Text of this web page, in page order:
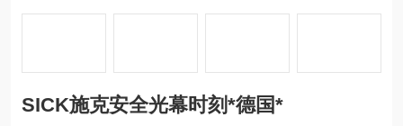
SICK施克安全光幕时刻*德国*